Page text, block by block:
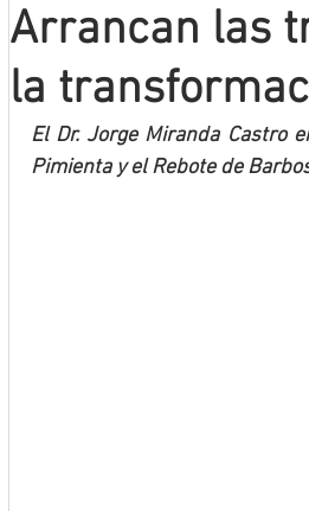
Mineros LNBP
Arrancan las
la
El Dr. Jorge Miranda Castro
Pimienta y el Rebote de